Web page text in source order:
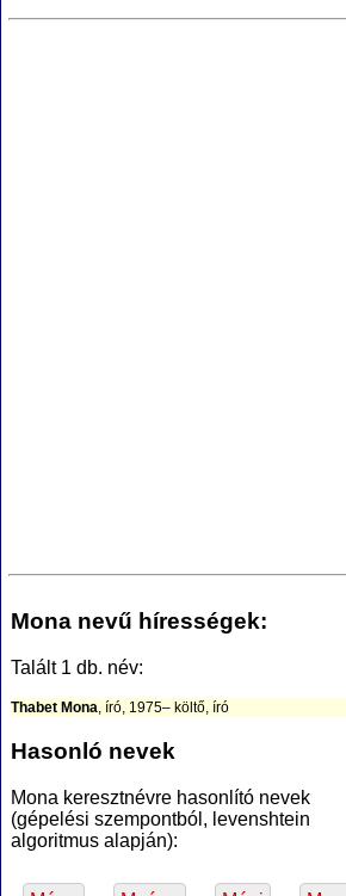
Mona nevű hírességek:
Talált 1 db. név:
Thabet Mona , író, 1975– költő, író
Hasonló nevek
Mona keresztnévre hasonlító nevek
(gépelési szempontból, levenshtein
algoritmus alapján):